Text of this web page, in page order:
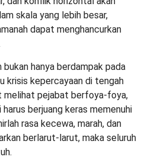
skala yang lebih besar,
dapat menghancurkan
bukan hanya berdampak pada
krisis kepercayaan di tengah
melihat pejabat berfoya-foya,
berjuang keras memenuhi
rasa kecewa, marah, dan
berlarut-larut, maka seluruh